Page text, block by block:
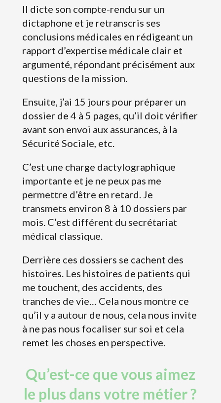
Il dicte son compte-rendu sur un
dictaphone et je retranscris ses
conclusions médicales en rédigeant un
rapport d’expertise médicale clair et
argumenté, répondant précisément aux
questions de la mission.
Ensuite, j’ai 15 jours pour préparer un
dossier de 4 à 5 pages, qu’il doit vérifier
avant son envoi aux assurances, à la
Sécurité Sociale, etc.
C’est une charge dactylographique
importante et je ne peux pas me
permettre d’être en retard. Je
transmets environ 8 à 10 dossiers par
mois. C’est différent du secrétariat
médical classique.
Derrière ces dossiers se cachent des
histoires. Les histoires de patients qui
me touchent, des accidents, des
tranches de vie… Cela nous montre ce
qu’il y a autour de nous, cela nous invite
à ne pas nous focaliser sur soi et cela
remet les choses en perspective.
Qu’est-ce que vous aimez
le plus dans votre métier ?